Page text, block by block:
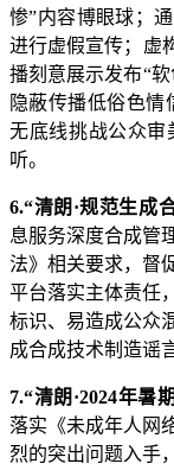
惨”内容博眼球；
进行虚假宣传；虚
播刻意展示发布“
隐蔽传播低俗色情
无底线挑战公众审
听。
6.“清朗·规范生成
息服务深度合成管
法》相关要求，督
平台落实主体责任
标识、易造成公众
成合成技术制造谣
7.“清朗·2024年暑
落实《未成年人网
烈的突出问题入手